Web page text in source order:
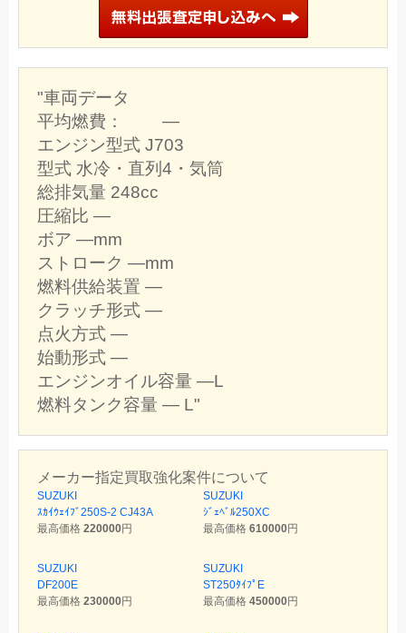
"車両データ
平均燃費： ―
エンジン型式 J703
型式 水冷・直列4・気筒
総排気量 248cc
圧縮比 ―
ボア ―mm
ストローク ―mm
燃料供給装置 ―
クラッチ形式 ―
点火方式 ―
始動形式 ―
エンジンオイル容量 ―L
燃料タンク容量 ― L"
メーカー指定買取強化案件について
SUZUKI
ｽｶｲｳｪｲﾌﾞ250S-2 CJ43A
最高価格 220000円
SUZUKI
ｼﾞｪﾍﾞﾙ250XC
最高価格 610000円
SUZUKI
DF200E
最高価格 230000円
SUZUKI
ST250ﾀｲﾌﾟE
最高価格 450000円